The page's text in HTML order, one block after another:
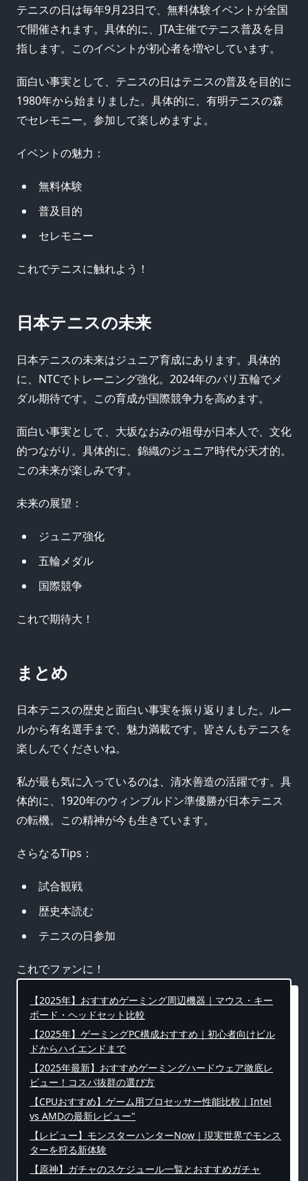
テニスの日は毎年9月23日で、無料体験イベントが全国
で開催されます。具体的に、JTA主催でテニス普及を目
指します。このイベントが初心者を増やしています。
面白い事実として、テニスの日はテニスの普及を目的に
1980年から始まりました。具体的に、有明テニスの森
でセレモニー。参加して楽しめますよ。
イベントの魅力：
無料体験
普及目的
セレモニー
これでテニスに触れよう！
日本テニスの未来
日本テニスの未来はジュニア育成にあります。具体的
に、NTCでトレーニング強化。2024年のパリ五輪でメ
ダル期待です。この育成が国際競争力を高めます。
面白い事実として、大坂なおみの祖母が日本人で、文化
的つながり。具体的に、錦織のジュニア時代が天才的。
この未来が楽しみです。
未来の展望：
ジュニア強化
五輪メダル
国際競争
これで期待大！
まとめ
日本テニスの歴史と面白い事実を振り返りました。ルー
ルから有名選手まで、魅力満載です。皆さんもテニスを
楽しんでくださいね。
私が最も気に入っているのは、清水善造の活躍です。具
体的に、1920年のウィンブルドン準優勝が日本テニス
の転機。この精神が今も生きています。
さらなるTips：
試合観戦
歴史本読む
テニスの日参加
これでファンに！
【2025年】おすすめゲーミング周辺機器｜マウス・キー
ボード・ヘッドセット比較
【2025年】ゲーミングPC構成おすすめ｜初心者向けビル
ドからハイエンドまで
【2025年最新】おすすめゲーミングハードウェア徹底レ
ビュー！コスパ抜群の選び方
【CPUおすすめ】ゲーム用プロセッサー性能比較｜Intel
vs AMDの最新レビュー"
【レビュー】モンスターハンターNow｜現実世界でモンス
ターを狩る新体験
【原神】ガチャのスケジュール一覧とおすすめガチャ